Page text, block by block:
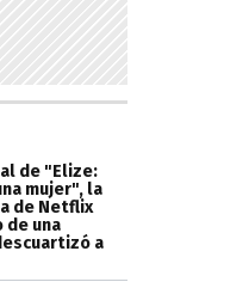
de "Elize:
mujer", la
de Netflix
de una
a